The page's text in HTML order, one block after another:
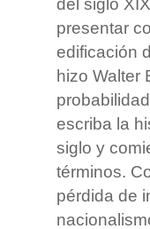
del siglo
presentar
edificación
hizo Walter
escriba la
siglo y
términos.
pérdida de